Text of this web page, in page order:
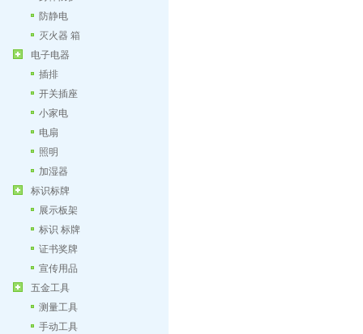
防静电
灭火器 箱
电子电器
插排
开关插座
小家电
电扇
照明
加湿器
标识标牌
展示板架
标识 标牌
证书奖牌
宣传用品
五金工具
测量工具
手动工具